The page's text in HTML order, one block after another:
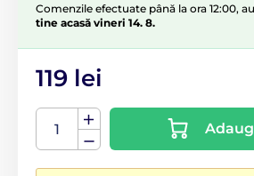
Comenzile efectuate până la ora 12:00,
tine acasă vineri 14. 8.
119 lei